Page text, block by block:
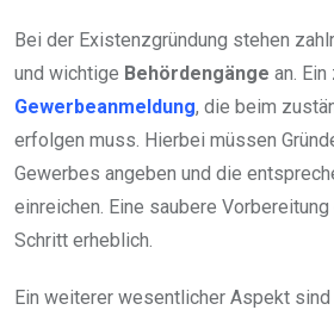
Bei der Existenzgründung stehen
und wichtige Behördengänge an.
Gewerbeanmeldung, die beim
erfolgen muss. Hierbei müssen
Gewerbes angeben und die
einreichen. Eine saubere
Schritt erheblich.
Ein weiterer wesentlicher Aspekt sind